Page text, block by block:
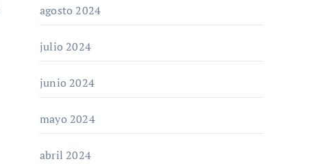
agosto 2024
julio 2024
junio 2024
mayo 2024
abril 2024